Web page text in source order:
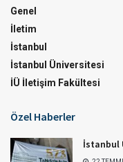
Genel
İletim
İstanbul
İstanbul Üniversitesi
İÜ İletişim Fakültesi
Özel Haberler
İstanbul